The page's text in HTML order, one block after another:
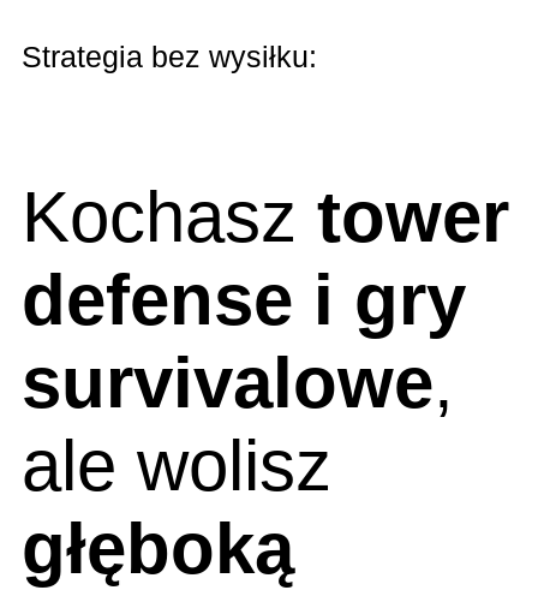
Strategia bez wysiłku:
Kochasz tower
defense i gry
survivalowe,
ale wolisz
głęboką